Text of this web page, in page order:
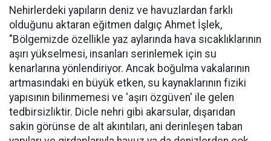
Nehirlerdeki yapıların deniz ve havuzlardan farklı
olduğunu aktaran eğitmen dalgıç Ahmet İşlek,
"Bölgemizde özellikle yaz aylarında hava sıcaklıklarının
aşırı yükselmesi, insanları serinlemek için su
kenarlarına yönlendiriyor. Ancak boğulma vakalarının
artmasındaki en büyük etken, su kaynaklarının fiziki
yapısının bilinmemesi ve 'aşırı özgüven' ile gelen
tedbirsizliktir. Dicle nehri gibi akarsular, dışarıdan
sakin görünse de alt akıntıları, ani derinleşen taban